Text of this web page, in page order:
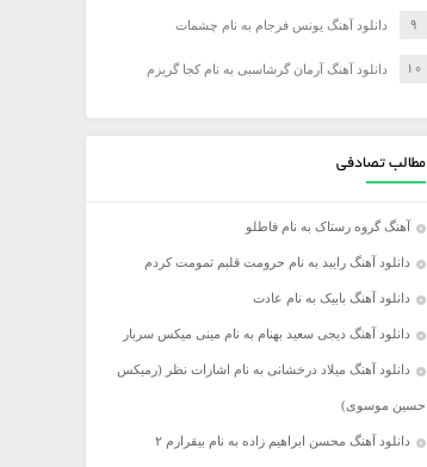
دانلود آهنگ یونس فرجام به نام چشمات
دانلود آهنگ آرمان گرشاسبی به نام کجا گریزم
مطالب تصادفی
آهنگ گروه رستاک به نام فاطلو
دانلود آهنگ رایبد به نام حرومت قلبم تمومت کردم
دانلود آهنگ بابیک به نام عادت
دانلود آهنگ دیجی سعید بهنام به نام مینی میکس سربار
دانلود آهنگ میلاد درخشانی به نام اشارات نظر (رمیکس
حسین موسوی)
دانلود آهنگ محسن ابراهیم زاده به نام بیقرارم ۲